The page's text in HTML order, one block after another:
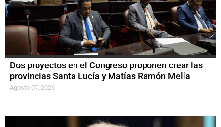
Dos proyectos en el Congreso proponen crear las
provincias Santa Lucía y Matías Ramón Mella
Agosto 07, 2026